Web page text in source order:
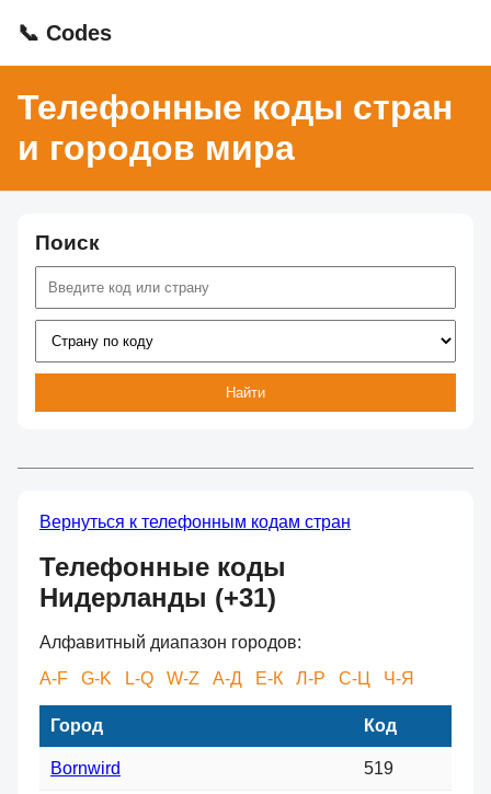
📞 Codes
Телефонные коды стран
и городов мира
Поиск
Найти
Вернуться к телефонным кодам стран
Телефонные коды
Нидерланды (+31)
Алфавитный диапазон городов:
A-F
G-K L-Q W-Z А-Д Е-К Л-Р С-Ц Ч-Я
Город Код
Bornwird 519